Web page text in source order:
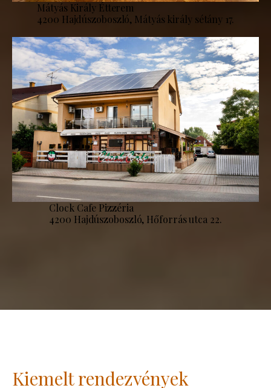
Mátyás Király Étterem
4200 Hajdúszoboszló, Mátyás király sétány 17.
Clock Cafe Pizzéria
4200 Hajdúszoboszló, Hőforrás utca 22.
Kiemelt rendezvények